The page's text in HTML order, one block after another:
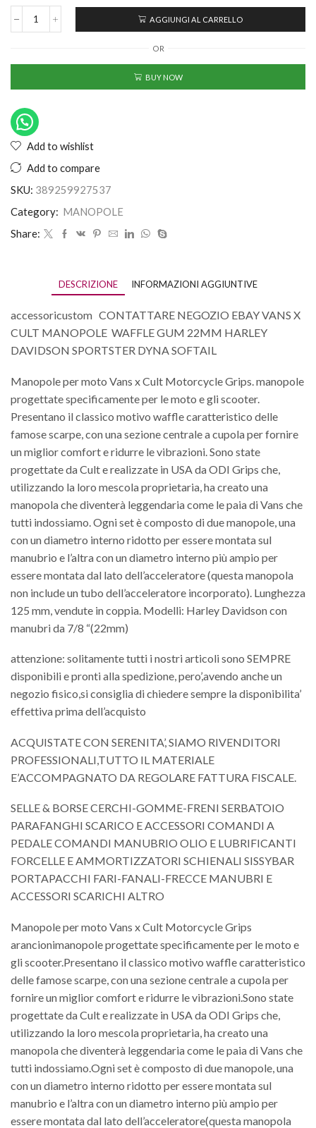
AGGIUNGI AL CARRELLO
OR
BUY NOW
Add to wishlist
Add to compare
SKU: 389259927537
Category: MANOPOLE
Share:
DESCRIZIONE INFORMAZIONI AGGIUNTIVE
accessoricustom CONTATTARE NEGOZIO EBAY VANS X
CULT MANOPOLE WAFFLE GUM 22MM HARLEY
DAVIDSON SPORTSTER DYNA SOFTAIL
Manopole per moto Vans x Cult Motorcycle Grips. manopole
progettate specificamente per le moto e gli scooter.
Presentano il classico motivo waffle caratteristico delle
famose scarpe, con una sezione centrale a cupola per fornire
un miglior comfort e ridurre le vibrazioni. Sono state
progettate da Cult e realizzate in USA da ODI Grips che,
utilizzando la loro mescola proprietaria, ha creato una
manopola che diventerà leggendaria come le paia di Vans che
tutti indossiamo. Ogni set è composto di due manopole, una
con un diametro interno ridotto per essere montata sul
manubrio e l’altra con un diametro interno più ampio per
essere montata dal lato dell’acceleratore (questa manopola
non include un tubo dell’acceleratore incorporato). Lunghezza
125 mm, vendute in coppia. Modelli: Harley Davidson con
manubri da 7/8 “(22mm)
attenzione: solitamente tutti i nostri articoli sono SEMPRE
disponibili e pronti alla spedizione, pero’,avendo anche un
negozio fisico,si consiglia di chiedere sempre la disponibilita’
effettiva prima dell’acquisto
ACQUISTATE CON SERENITA’, SIAMO RIVENDITORI
PROFESSIONALI,TUTTO IL MATERIALE
E’ACCOMPAGNATO DA REGOLARE FATTURA FISCALE.
SELLE & BORSE CERCHI-GOMME-FRENI SERBATOIO
PARAFANGHI SCARICO E ACCESSORI COMANDI A
PEDALE COMANDI MANUBRIO OLIO E LUBRIFICANTI
FORCELLE E AMMORTIZZATORI SCHIENALI SISSYBAR
PORTAPACCHI FARI-FANALI-FRECCE MANUBRI E
ACCESSORI SCARICHI ALTRO
Manopole per moto Vans x Cult Motorcycle Grips
arancionimanopole progettate specificamente per le moto e
gli scooter.Presentano il classico motivo waffle caratteristico
delle famose scarpe, con una sezione centrale a cupola per
fornire un miglior comfort e ridurre le vibrazioni.Sono state
progettate da Cult e realizzate in USA da ODI Grips che,
utilizzando la loro mescola proprietaria, ha creato una
manopola che diventerà leggendaria come le paia di Vans che
tutti indossiamo.Ogni set è composto di due manopole, una
con un diametro interno ridotto per essere montata sul
manubrio e l’altra con un diametro interno più ampio per
essere montata dal lato dell’acceleratore(questa manopola